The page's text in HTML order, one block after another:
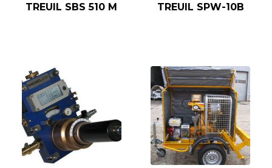
TREUIL SBS 510 M TREUIL SPW-10B